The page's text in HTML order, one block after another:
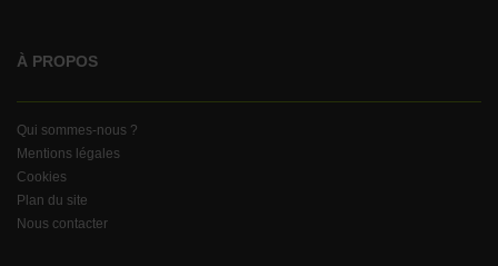
À PROPOS
Qui sommes-nous ?
Mentions légales
Cookies
Plan du site
Nous contacter